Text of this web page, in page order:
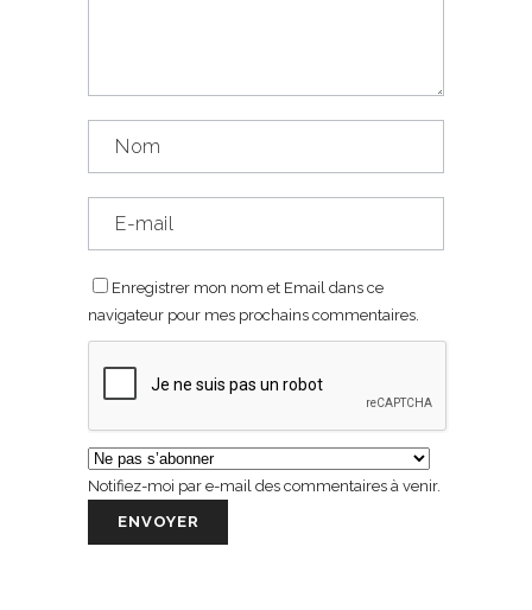
Enregistrer mon nom et Email dans ce
navigateur pour mes prochains commentaires.
Notifiez-moi par e-mail des commentaires à venir.